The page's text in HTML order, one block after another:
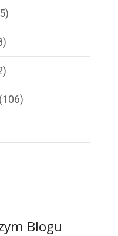
(106)
Blogu